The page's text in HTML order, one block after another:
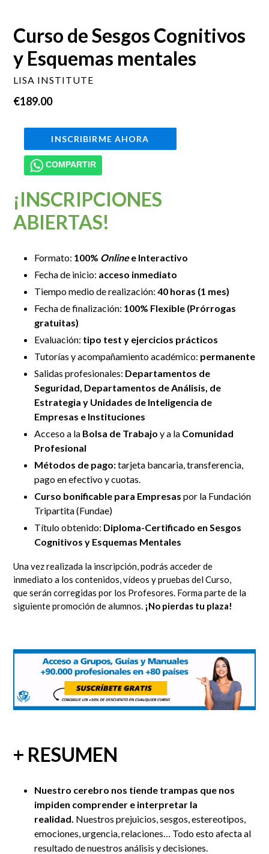
Curso de Sesgos Cognitivos
y Esquemas mentales
LISA INSTITUTE
Precio
€189.00
INSCRIBIRME AHORA
COMPARTIR
¡INSCRIPCIONES
ABIERTAS!
Formato: 100% Onlinee Interactivo
Fecha de inicio: acceso inmediato
Tiempo medio de realización: 40 horas (1 mes)
Fecha de finalización: 100% Flexible (Prórrogas
gratuitas)
Evaluación: tipo test y ejercicios prácticos
Tutorías yacompañamiento académico: permanente
Salidas profesionales: Departamentos de
Seguridad, Departamentos de Análisis, de
Estrategia y Unidades de Inteligencia de
Empresas e Instituciones
Acceso a la Bolsa de Trabajo y a la Comunidad
Profesional
Métodos de pago:tarjeta bancaria, transferencia,
pago en efectivo y cuotas.
Curso bonificable para Empresas por la Fundación
Tripartita (Fundae)
Título obtenido: Diploma-Certificado en Sesgos
Cognitivos y Esquemas Mentales
Una vez realizada la inscripción, podrás acceder de
inmediato a los contenidos, vídeos y pruebas del Curso,
que serán corregidas por los Profesores. Forma parte de la
siguiente promoción de alumnos. ¡No pierdas tu plaza!
+ RESUMEN
Nuestro cerebro nos tiende trampas que nos
impiden comprender e interpretar la
realidad. Nuestros prejuicios, sesgos, estereotipos,
emociones, urgencia, relaciones… Todo esto afecta al
resultado de nuestros análisis y decisiones.